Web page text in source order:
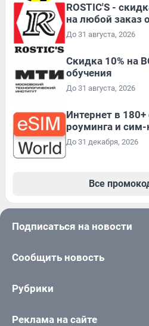
ROSTIC'S -
на любой заказ
До 31 августа, 2026
Скидка 10% на
обучения
До 31 августа, 2026
Интернет в
роуминга и сим-
До 31 декабря, 2026
Все
Подписаться на новости
Сообщить новость
Рубрики
Реклама на сайте